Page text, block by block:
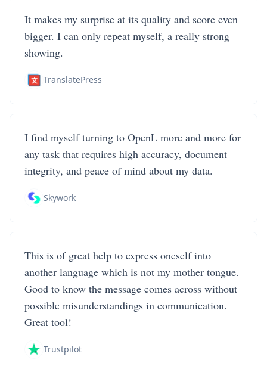
It makes my surprise at its quality and score even
bigger. I can only repeat myself, a really strong
showing.
TranslatePress
I find myself turning to OpenL more and more for
any task that requires high accuracy, document
integrity, and peace of mind about my data.
Skywork
This is of great help to express oneself into
another language which is not my mother tongue.
Good to know the message comes across without
possible misunderstandings in communication.
Great tool!
Trustpilot